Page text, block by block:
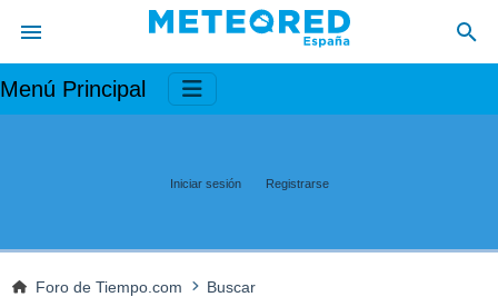
Menú Principal
Iniciar sesión Registrarse
Foro de Tiempo.com Buscar